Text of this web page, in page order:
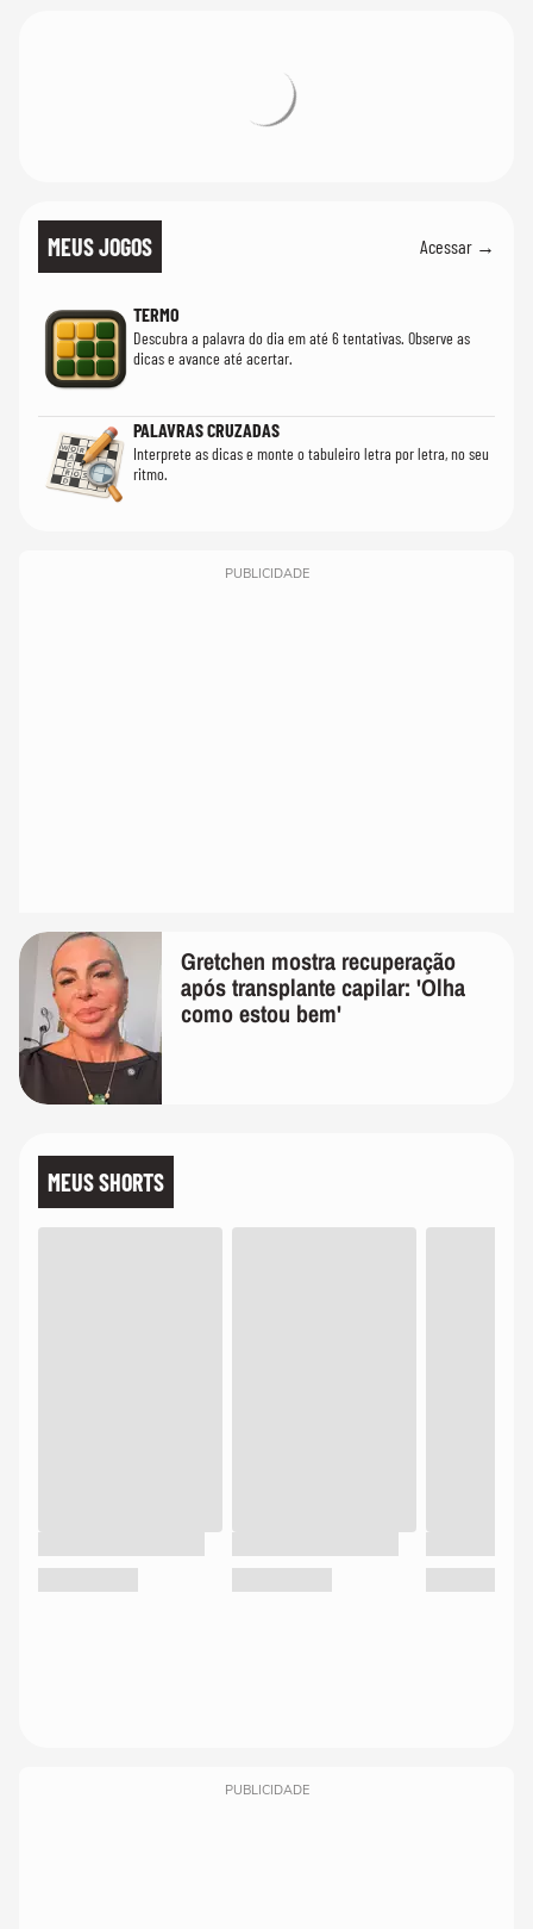
MEUS JOGOS Acessar →
TERMO
Descubra a palavra do dia em até 6 tentativas. Observe as
dicas e avance até acertar.
PALAVRAS CRUZADAS
Interprete as dicas e monte o tabuleiro letra por letra, no seu
ritmo.
PUBLICIDADE
Gretchen mostra recuperação
após transplante capilar: 'Olha
como estou bem'
MEUS SHORTS
PUBLICIDADE